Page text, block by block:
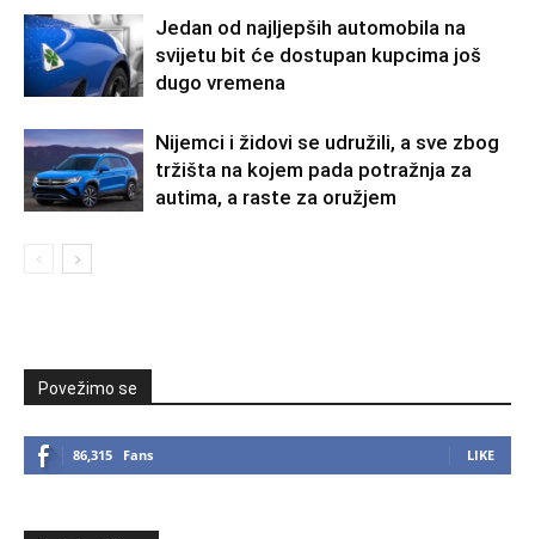
Jedan od najljepših automobila na
svijetu bit će dostupan kupcima još
dugo vremena
Nijemci i židovi se udružili, a sve zbog
tržišta na kojem pada potražnja za
autima, a raste za oružjem
Povežimo se
86,315 Fans LIKE